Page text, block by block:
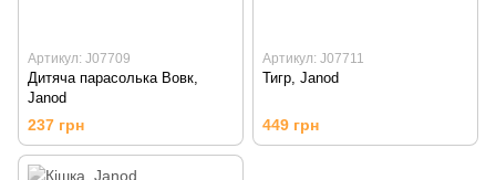
Артикул: J07709
Дитяча парасолька Вовк,
Janod
237 грн
Артикул: J07711
Тигр, Janod
449 грн